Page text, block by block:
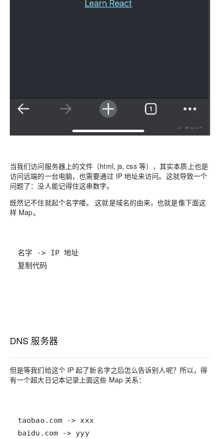
当我们访问服务器上的文件（html, js, css 等），其实本质上也是
访问远端的一台电脑，也需要通过 IP 地址来访问。这就导致一个
问题了：没人能记得住这串数字。
既然记不住就起个名字喽。
这就是域名的由来，也就是像下面这
样 Map。
复制代码
DNS 服务器
但是等我们给这个 IP 起了新名字之后怎么告诉别人呢？所以，得
有一个超大日记本记录上面这些 Map 关系：
baidu.com -> yyy